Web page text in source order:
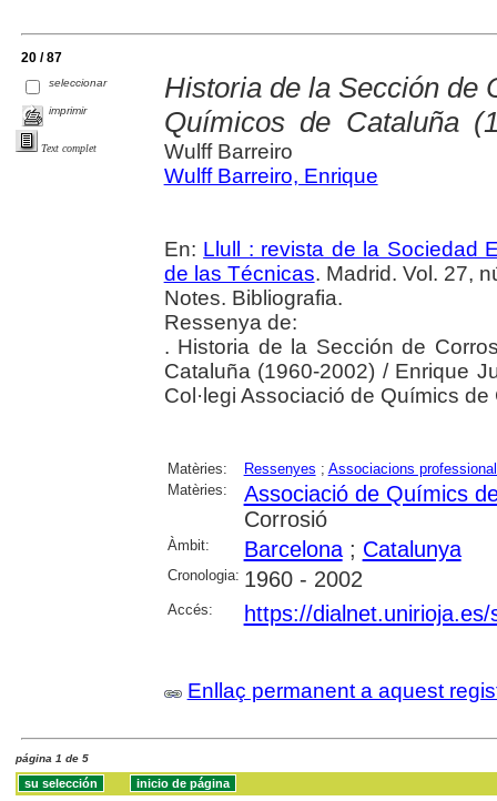
20 / 87
seleccionar
imprimir
Text complet
Historia de la Sección de
Químicos de Cataluña
Wulff Barreiro
Wulff Barreiro, Enrique
En: Llull : revista de la Sociedad
de las Técnicas. Madrid. Vol. 27,
Notes. Bibliografia.
Ressenya de:
. Historia de la Sección de
Cataluña (1960-2002) / Enrique
Col·legi Associació de Químics
Matèries: Ressenyes ; Associacions
Matèries:
Associació de Químics
Corrosió
Àmbit: Barcelona; Catalunya
Cronologia: 1960 - 2002
Accés: https://
Enllaç permanent a aquest
página 1 de 5